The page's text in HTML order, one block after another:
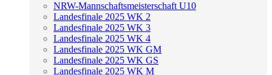
NRW-Mannschaftsmeisterschaft U10
Landesfinale 2025 WK 2
Landesfinale 2025 WK 3
Landesfinale 2025 WK 4
Landesfinale 2025 WK GM
Landesfinale 2025 WK GS
Landesfinale 2025 WK M